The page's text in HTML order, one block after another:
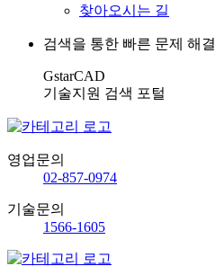
찾아오시는 길
검색을 통한 빠른 문제 해결
GstarCAD
기술지원 검색 포털
영업문의
02-857-0974
기술문의
1566-1605